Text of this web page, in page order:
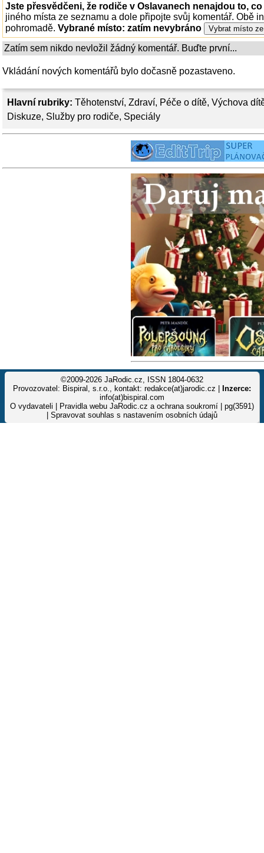
Hlavní rubriky: Těhotenství, Zdraví, Péče o dítě, Výchova
Diskuze, Služby pro rodiče, Speciály
Jste přesvědčeni, že rodiče v Oslavanech nenajdou to,
jiného místa ze seznamu a dole připojte svůj komentář. Obě
pohromadě. Vybrané místo: zatím nevybráno
Zatím sem nikdo nevložil žádný komentář. Buďte první...
Vkládání nových komentářů bylo dočasně pozastaveno.
©2009-2026 JaRodic.cz, ISSN 1804-0632
Provozovatel: Bispiral, s.r.o., kontakt: redakce(at)jarodic.cz |
Inzerce:
info(at)bispiral.com
O vydavateli
Pravidla webu JaRodic.cz a ochrana soukromí | pg(3591)
Spravovat souhlas s nastavením osobních údajů